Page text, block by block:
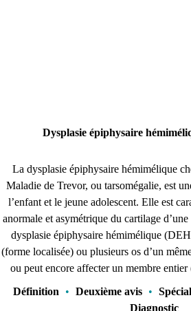
Dysplasie épiphysaire
La dysplasie épiphysaire hémimélique
Maladie de Trevor, ou tarsomégalie, est
l’enfant et le jeune adolescent. Elle est
anormale et asymétrique du cartilage
dysplasie épiphysaire hémimélique
(forme localisée) ou plusieurs os d’un
ou peut encore affecter un membre
Définition
• Deuxième avis •
Diagnostic